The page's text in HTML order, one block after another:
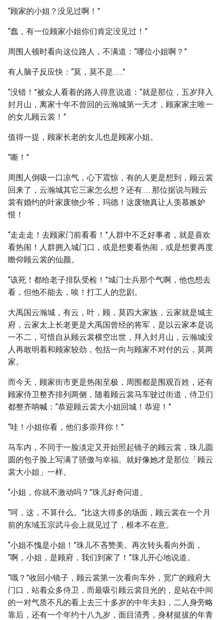
“顾家的小姐？没见过啊！”
“蠢，有一位顾家小姐你们肯定没见过！”
周围人顿时看向这位路人，不满道：“哪位小姐啊？”
有人脑子反应快：“莫，莫不是……”
“没错！”被众人看着的路人得意说道：“就是那位，五岁拜入
封月山，离家十年不曾回的云瀚城第一天才，顾家家主唯一
的女儿顾云裳！”
值得一提，顾家长老的女儿也是顾家小姐。
“嘶！”
周围人倒吸一口凉气，心下震惊，有的人更是想到，顾云裳
回来了，云瀚城其它三家怎么想？还有……那位据说与顾云
裳有婚约的叶家废物少爷，玛德！这废物真让人羡慕嫉妒
恨！
“走走走！去顾家门前看看！”人群中不乏好事者，就是喜欢
看热闹！人群拥入城门口，或是想要看热闹，或是想要再度
瞻仰顾云裳的仙颜。
“该死！都给老子排队受检！”城门士兵那个气啊，他也想去
看，但他不能去，唉！打工人的悲剧。
大禹国云瀚城，有云，叶，顾，莫四大家族，云家就是城主
府，云家太上长老更是大禹国曾经的将军，是以云家本是说
一不二，可惜自从顾云裳横空出世，拜入封月山，云瀚城没
人再敢明着和顾家较劲，包括一向与顾家不对付的云，莫两
家。
而今天，顾家街市更是热闹至极，周围都是围观百姓，还有
顾家侍卫整齐排列两侧，随着顾云裳马车驶过街道，侍卫们
都整齐呐喊：“恭迎顾云裳大小姐回城！恭迎！”
“哇！小姐你看，他们多崇拜你！”
马车内，不同于一脸淡定又开始照起镜子的顾云裳，珠儿圆
圆的包子脸上写满了骄傲与幸福。就好像她才是那位「顾云
裳大小姐」一样。
“小姐，你就不激动吗？”珠儿好奇问道。
“呵，这，不算什么。”比这大得多的场面，顾云裳在一个月
前的东域五宗武斗会上就见过了，根本不在意。
“小姐不愧是小姐！”珠儿不吝赞美。再次转头看向外面，
“啊，小姐，是顾府，我们到家了！”珠儿开心地说道。
“哦？”收回小镜子，顾云裳第一次看向车外，宽广的顾府大
门口，站着众多侍卫，而最吸引顾云裳目光的，是站在中间
的一对气质不凡的看上去三十多岁的中年夫妇，二人身旁略
靠后，还有一个年约十八九岁，面目清秀，身材挺拔的年青